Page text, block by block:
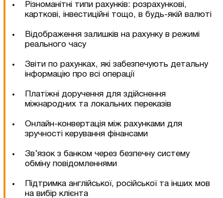
Різноманітні типи рахунків: розрахункові,
карткові, інвестиційні тощо, в будь-якій валюті
Відображення залишків на рахунку в режимі
реального часу
Звіти по рахунках, які забезпечують детальну
інформацію про всі операції
Платіжні доручення для здійснення
міжнародних та локальних переказів
Онлайн-конвертація між рахунками для
зручності керування фінансами
Зв’язок з банком через безпечну систему
обміну повідомленнями
Підтримка англійської, російської та інших мов
на вибір клієнта